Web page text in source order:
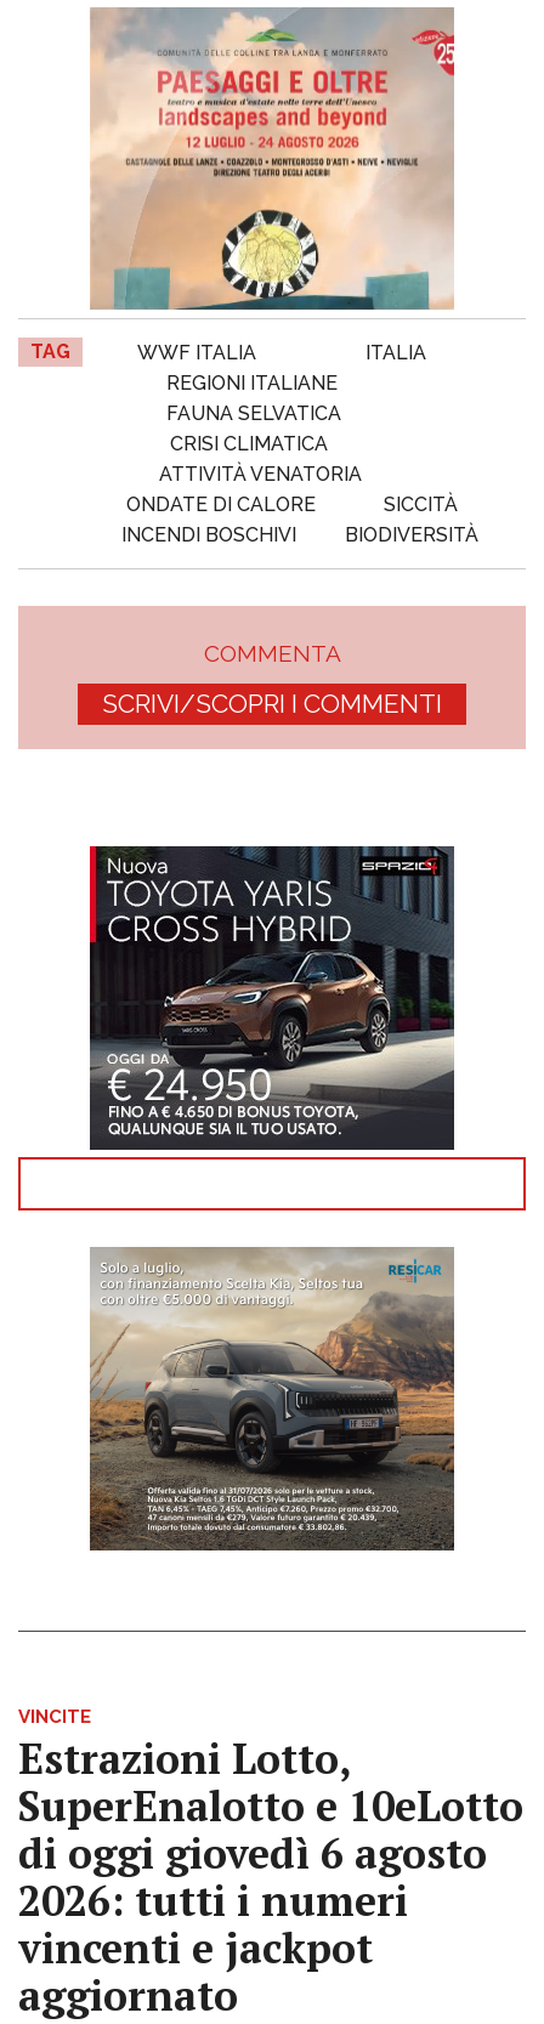
TAG WWF ITALIA
ITALIA
REGIONI ITALIANE
FAUNA SELVATICA
CRISI CLIMATICA
ATTIVITÀ VENATORIA
ONDATE DI CALORE
SICCITÀ
INCENDI BOSCHIVI
BIODIVERSITÀ
COMMENTA
SCRIVI/SCOPRI I COMMENTI
VINCITE
Estrazioni Lotto,
SuperEnalotto e 10eLotto
di oggi giovedì 6 agosto
2026: tutti i numeri
vincenti e jackpot
aggiornato